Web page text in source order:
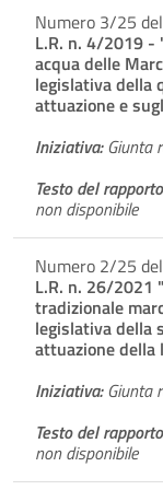
Numero 3/25
L.R. n. 4/2019 -
acqua delle
legislativa della
attuazione e
Iniziativa:Giunta
Testo del
non disponibile
Numero 2/25
L.R. n. 26/2021
tradizionale
legislativa della
attuazione della
Iniziativa:Giunta
Testo del
non disponibile